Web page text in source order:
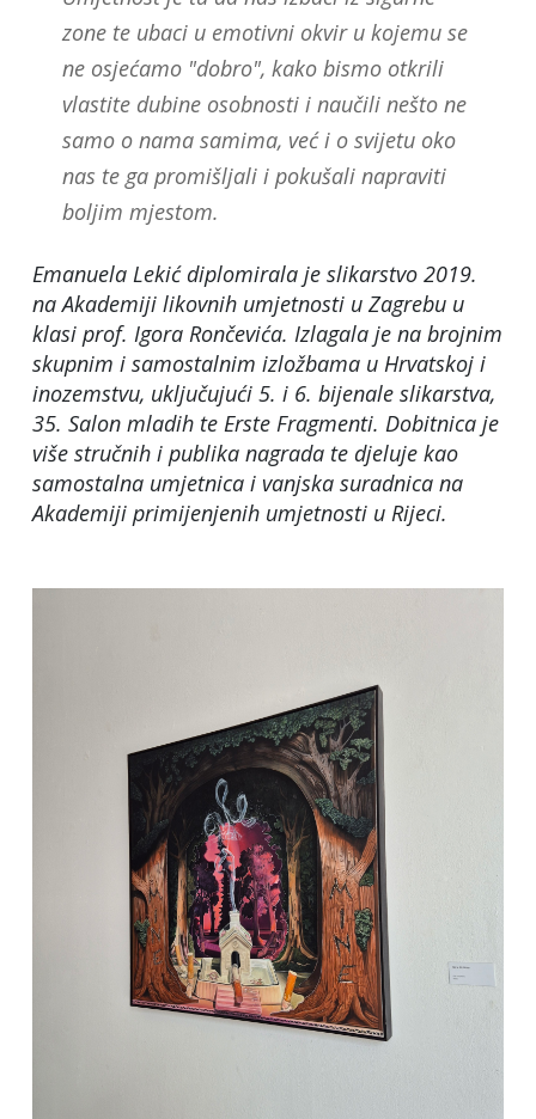
zone te ubaci u emotivni okvir u kojemu se
ne osjećamo "dobro", kako bismo otkrili
vlastite dubine osobnosti i naučili nešto ne
samo o nama samima, već i o svijetu oko
nas te ga promišljali i pokušali napraviti
boljim mjestom.
Emanuela Lekić diplomirala je slikarstvo 2019.
na Akademiji likovnih umjetnosti u Zagrebu u
klasi prof. Igora Rončevića. Izlagala je na brojnim
skupnim i samostalnim izložbama u Hrvatskoj i
inozemstvu, uključujući 5. i 6. bijenale slikarstva,
35. Salon mladih te Erste Fragmenti. Dobitnica je
više stručnih i publika nagrada te djeluje kao
samostalna umjetnica i vanjska suradnica na
Akademiji primijenjenih umjetnosti u Rijeci.